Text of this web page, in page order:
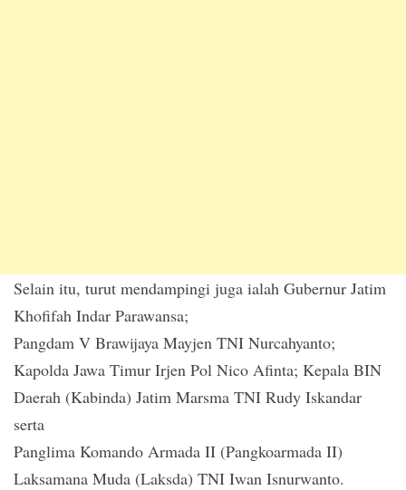
Selain itu, turut mendampingi juga ialah Gubernur Jatim
Khofifah Indar Parawansa;
Pangdam V Brawijaya Mayjen TNI Nurcahyanto;
Kapolda Jawa Timur Irjen Pol Nico Afinta; Kepala BIN
Daerah (Kabinda) Jatim Marsma TNI Rudy Iskandar
serta
Panglima Komando Armada II (Pangkoarmada II)
Laksamana Muda (Laksda) TNI Iwan Isnurwanto.